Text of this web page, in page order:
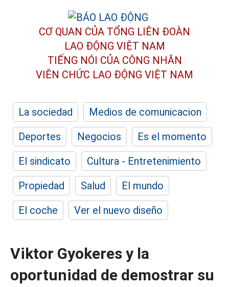
CƠ QUAN CỦA TỔNG LIÊN ĐOÀN
LAO ĐỘNG VIỆT NAM
TIẾNG NÓI CỦA CÔNG NHÂN
VIÊN CHỨC LAO ĐỘNG VIỆT NAM
La sociedad
Medios de comunicacion
Deportes
Negocios
Es el momento
El sindicato
Cultura - Entretenimiento
Propiedad
Salud
El mundo
El coche
Ver el nuevo diseño
Viktor Gyokeres y la
oportunidad de demostrar su